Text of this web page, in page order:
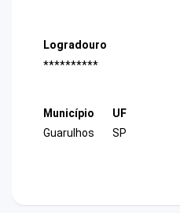
Logradouro
**********
Município
Guarulhos
UF
SP